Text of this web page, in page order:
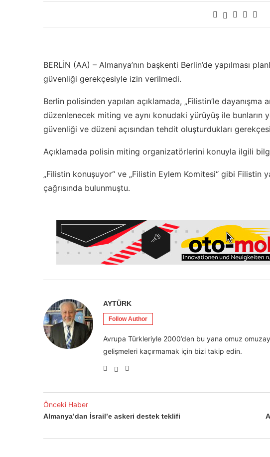
BERLİN (AA) – Almanya’nın başkenti Berlin’de yapılması
güvenliği gerekçesiyle izin verilmedi.
Berlin polisinden yapılan açıklamada, „Filistin’le dayanışma
düzenlenecek miting ve aynı konudaki yürüyüş ile bunların
güvenliği ve düzeni açısından tehdit oluşturdukları
Açıklamada polisin miting organizatörlerini konuyla ilgili
„Filistin konuşuyor“ ve „Filistin Eylem Komitesi“ gibi Filistin
çağrısında bulunmuştu.
AYTÜRK
Follow Author
Avrupa Türkleriyle 2000’den bu yana omuz
gelişmeleri kaçırmamak için bizi takip edin.
Önceki Haber
Almanya’dan İsrail’e askeri destek teklifi